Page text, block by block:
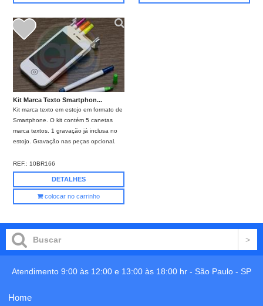
Kit Marca Texto Smartphon...
Kit marca texto em estojo em formato de
Smartphone. O kit contém 5 canetas
marca textos. 1 gravação já inclusa no
estojo. Gravação nas peças opcional.
REF.: 10BR166
DETALHES
colocar no carrinho
Atendimento 9:00 às 12:00 e 13:00 às 18:00 hr - São Paulo - SP
Home